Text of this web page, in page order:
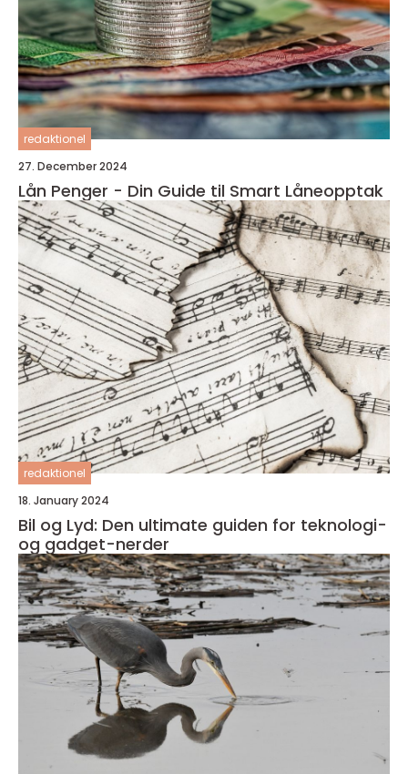
redaktionel
27. December 2024
Lån Penger - Din Guide til Smart Låneopptak
redaktionel
18. January 2024
Bil og Lyd: Den ultimate guiden for teknologi-
og gadget-nerder